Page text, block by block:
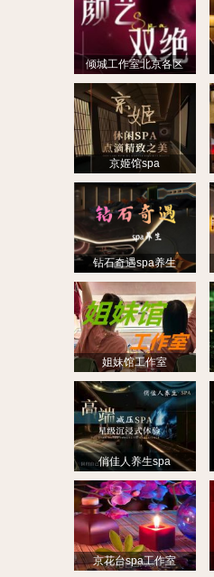
倾城工作室北京各区
京姬馆spa
钻石奇遇spa养生
姐妹馆工作室
俏佳人养生spa
京花台spa工作室